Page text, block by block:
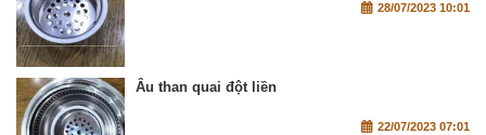
28/07/2023 10:01
Âu than quai đột liền
22/07/2023 07:01